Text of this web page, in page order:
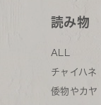
読み物
ALL
チャイハネ
倭物やカヤ